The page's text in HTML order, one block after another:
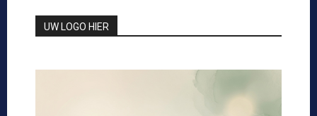
UW LOGO HIER